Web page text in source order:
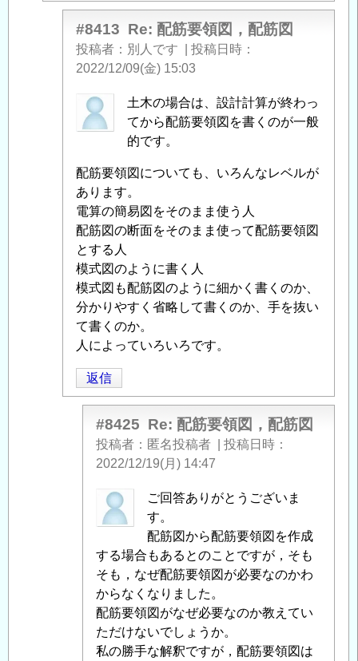
筋
図，
#8413 Re: 配筋要領図，配筋図
投稿者 別人です
投稿日時
2022/12/09(金) 15:03
匿
名
者
に
よ
る
「 Re:
配
筋
要
領
図，
配
筋
図」
土木の場合は、設計計算が終わっ
てから配筋要領図を書くのが一般
的です。
配筋要領図についても、いろんなレベルが
あります。
電算の簡易図をそのまま使う人
配筋図の断面をそのまま使って配筋要領図
とする人
模式図のように書く人
模式図も配筋図のように細かく書くのか、
分かりやすく省略して書くのか、手を抜い
て書くのか。
人によっていろいろです。
返信
#8425 Re: 配筋要領図，配筋図
投稿者 匿名投稿者
投稿日時
2022/12/19(月) 14:47
匿
名
稿
者
に
よ
る
「Re:
ご回答ありがとうございま
す。
配筋図から配筋要領図を作成
する場合もあるとのことですが，そも
そも，なぜ配筋要領図が必要なのかわ
からなくなりました。
配筋要領図がなぜ必要なのか教えてい
ただけないでしょうか。
私の勝手な解釈ですが，配筋要領図は